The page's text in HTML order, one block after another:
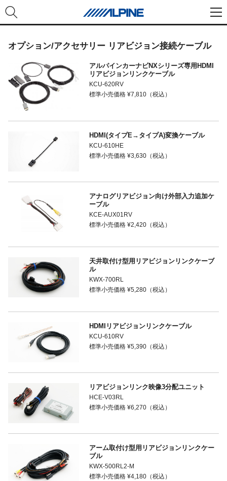
オプション/アクセサリー リアビジョン接続ケーブル
アルパインカーナビNXシリーズ専用HDMI
リアビジョンリンクケーブル
KCU-620RV
標準小売価格 ¥7,810（税込）
HDMI(タイプE→タイプA)変換ケーブル
KCU-610HE
標準小売価格 ¥3,630（税込）
アナログリアビジョン向け外部入力追加ケ
ーブル
KCE-AUX01RV
標準小売価格 ¥2,420（税込）
天井取付け型用リアビジョンリンクケーブ
ル
KWX-700RL
標準小売価格 ¥5,280（税込）
HDMIリアビジョンリンクケーブル
KCU-610RV
標準小売価格 ¥5,390（税込）
リアビジョンリンク映像3分配ユニット
HCE-V03RL
標準小売価格 ¥6,270（税込）
アーム取付け型用リアビジョンリンクケー
ブル
KWX-500RL2-M
標準小売価格 ¥4,180（税込）